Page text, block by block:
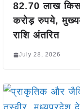
82.70 लाख
करोड़ रुपये,
राशि अंतरित
July 28, 2026